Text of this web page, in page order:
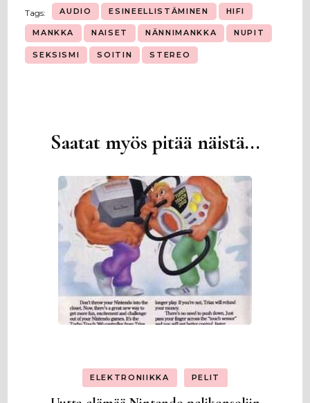
Tags: AUDIO ESINEELLISTÄMINEN HIFI
MANKKA NAISET NÄNNIMANKKA NUPIT
SEKSISMI SOITIN STEREO
Artikkelien
Saatat myös pitää näistä...
ELEKTRONIIKKA PELIT